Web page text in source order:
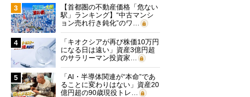
3
【首都圏の不動産価格「危ない
駅」ランキング】“中古マンシ
ョン売れ行き鈍化”のワ…
4
「キオクシアが再び株価10万円
になる日は遠い」資産3億円超
のサラリーマン投資家…
5
「AI・半導体関連が“本命”であ
ることに変わりはない」資産20
億円超の90歳現役トレ…